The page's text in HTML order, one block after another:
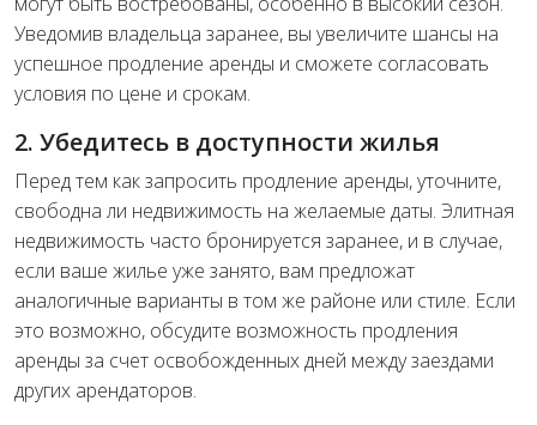
Уведомив владельца заранее, вы увеличите шансы на
успешное продление аренды и сможете согласовать
условия по цене и срокам.
2. Убедитесь в доступности жилья
Перед тем как запросить продление аренды, уточните,
свободна ли недвижимость на желаемые даты. Элитная
недвижимость часто бронируется заранее, и в случае,
если ваше жилье уже занято, вам предложат
аналогичные варианты в том же районе или стиле. Если
это возможно, обсудите возможность продления
аренды за счет освобожденных дней между заездами
других арендаторов.